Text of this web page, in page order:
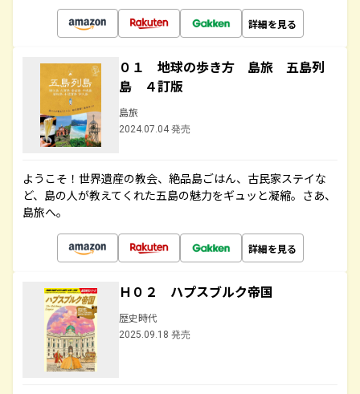
詳細を見る
０１ 地球の歩き方 島旅 五島列
島 ４訂版
島旅
2024.07.04 発売
ようこそ！世界遺産の教会、絶品島ごはん、古民家ステイな
ど、島の人が教えてくれた五島の魅力をギュッと凝縮。さあ、
島旅へ。
詳細を見る
Ｈ０２ ハプスブルク帝国
歴史時代
2025.09.18 発売